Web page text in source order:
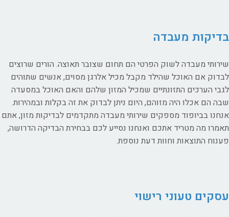
בדיקות מעבדה
שירותי מעבדה לשוק הפרטי הם תחום שצובר תאוצה. הורים שרוצים
לבדוק אם האוכל שהילד מקבל מכיל אלרגן מסוים, אנשים שתוהים
לגבי הערכים התזונתיים שמכיל המזון שלהם והאם האוכל במסעדה
שבה הם אכלו היה מזוהם, היום ניתן לבדוק את זה בקלות ובמהירות.
אנחנו בביופוד מספקים שירותי מעבדה מתקדמים לבדיקות מזון, אתם
תאמרו מה מטריד אתכם ואנחנו נסייע לכם בבחירת הבדיקה הדרושה,
פענוח התוצאות וחוות דעת נוספת.
עסקים טעוני רישוי